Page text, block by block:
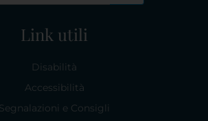
Link utili
Disabilità
Accessibilità
Segnalazioni e Consigli